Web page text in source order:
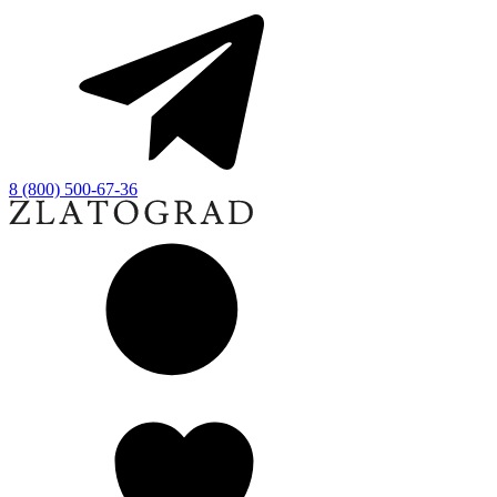
8 (800) 500-67-36